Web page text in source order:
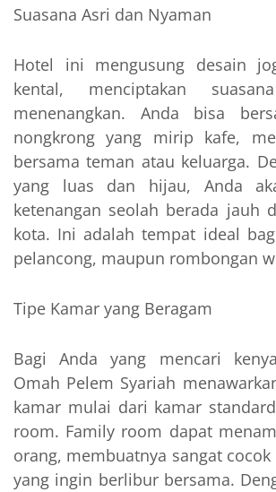
Suasana Asri dan Nyaman
Hotel ini mengusung desain
kental, menciptakan
menenangkan. Anda bisa
nongkrong yang mirip kafe,
bersama teman atau keluarga.
yang luas dan hijau, Anda
ketenangan seolah berada jauh
kota. Ini adalah tempat ideal
pelancong, maupun rombongan
Tipe Kamar yang Beragam
Bagi Anda yang mencari
Omah Pelem Syariah
kamar mulai dari kamar
room. Family room dapat
orang, membuatnya sangat
yang ingin berlibur bersama.